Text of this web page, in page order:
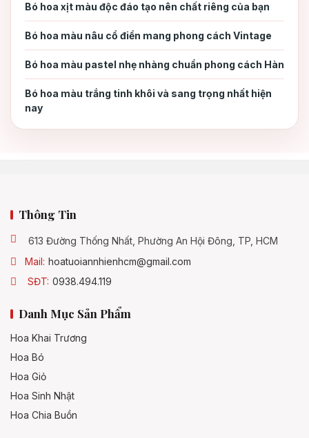
4. Mua hoa hồng chất lượng ở đâu?
5. 5. Kết luận
Bó hoa xịt màu độc đáo tạo nên chất riêng của bạn
Bó hoa màu nâu cổ điển mang phong cách Vintage
Bó hoa màu pastel nhẹ nhàng chuẩn phong cách Hàn
Bó hoa màu trắng tinh khôi và sang trọng nhất hiện
nay
Thông Tin
613 Đường Thống Nhất, Phường An Hội Đông, TP, HCM
Mail: hoatuoiannhienhcm@gmail.com
SĐT: 0938.494.119
Danh Mục Sản Phẩm
Hoa Khai Trương
Hoa Bó
Hoa Giỏ
Hoa Sinh Nhật
Hoa Chia Buồn